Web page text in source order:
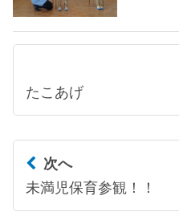
たこあげ
次へ
未満児保育参観！！